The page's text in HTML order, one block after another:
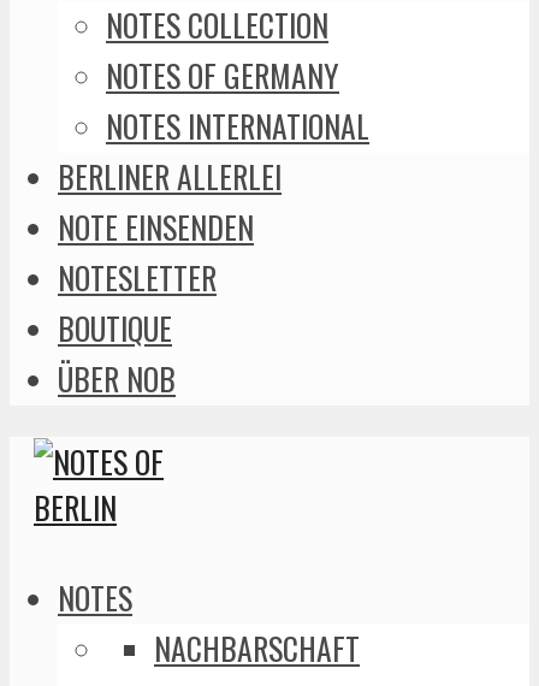
NOTES COLLECTION
NOTES OF GERMANY
NOTES INTERNATIONAL
BERLINER ALLERLEI
NOTE EINSENDEN
NOTESLETTER
BOUTIQUE
ÜBER NOB
NOTES
NACHBARSCHAFT